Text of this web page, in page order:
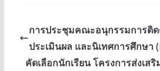
การประชุมคณะอนุกรรมการติ
ประเมินผล และนิเทศการศึกษา
คัดเลือกนักเรียน โครงการส่งเส